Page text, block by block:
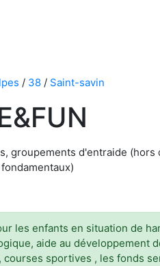
/ 38 / Saint-savin
groupements d'entraide
les enfants en situation de
aide au développement
sportives , les fonds